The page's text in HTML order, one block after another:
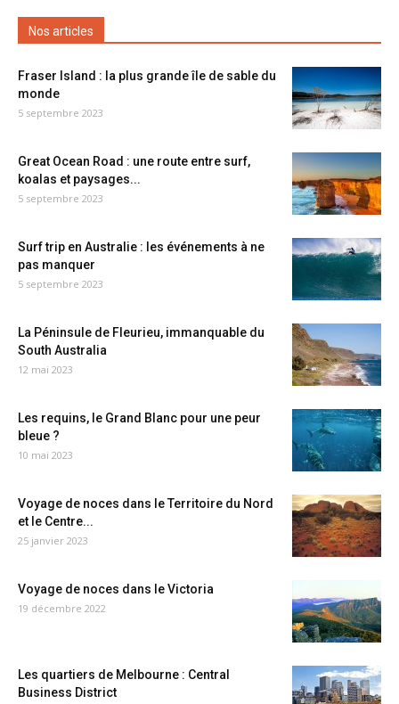
Nos articles
Fraser Island : la plus grande île de sable du
monde
5 septembre 2023
Great Ocean Road : une route entre surf,
koalas et paysages...
5 septembre 2023
Surf trip en Australie : les événements à ne
pas manquer
5 septembre 2023
La Péninsule de Fleurieu, immanquable du
South Australia
12 mai 2023
Les requins, le Grand Blanc pour une peur
bleue ?
10 mai 2023
Voyage de noces dans le Territoire du Nord
et le Centre...
25 janvier 2023
Voyage de noces dans le Victoria
19 décembre 2022
Les quartiers de Melbourne : Central
Business District